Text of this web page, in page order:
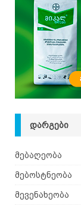
ᲓᲐᲠᲒᲔᲑᲘ
მებაღეობა
მებოსტნეობა
მევენახეობა